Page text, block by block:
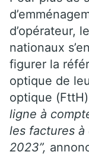
d’opérateur,
nationaux
figurer la
optique de
optique
ligne à
les factures à
2023”,